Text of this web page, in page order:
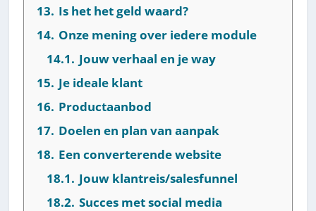
13. Is het het geld waard?
14. Onze mening over iedere module
14.1. Jouw verhaal en je way
15. Je ideale klant
16. Productaanbod
17. Doelen en plan van aanpak
18. Een converterende website
18.1. Jouw klantreis/salesfunnel
18.2. Succes met social media